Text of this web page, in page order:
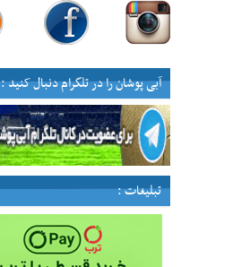
آبی پوشان را در تلگرام دنبال کنید :
تبلیغات :